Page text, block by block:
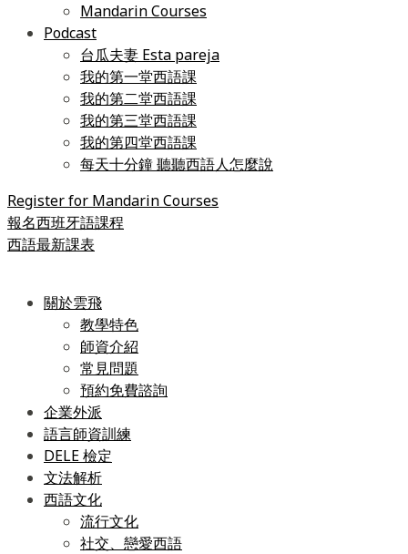
Mandarin Courses
Podcast
台瓜夫妻 Esta pareja
我的第一堂西語課
我的第二堂西語課
我的第三堂西語課
我的第四堂西語課
每天十分鐘 聽聽西語人怎麼說
Register for Mandarin Courses
報名西班牙語課程
西語最新課表
關於雲飛
教學特色
師資介紹
常見問題
預約免費諮詢
企業外派
語言師資訓練
DELE 檢定
文法解析
西語文化
流行文化
社交、戀愛西語